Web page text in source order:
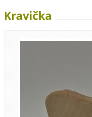
Kravička